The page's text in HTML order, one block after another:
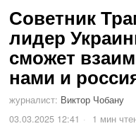
Советник
лидер
сможет
нами и
журналист: Виктор Чобану
03.03.2025 12:41
1 мин